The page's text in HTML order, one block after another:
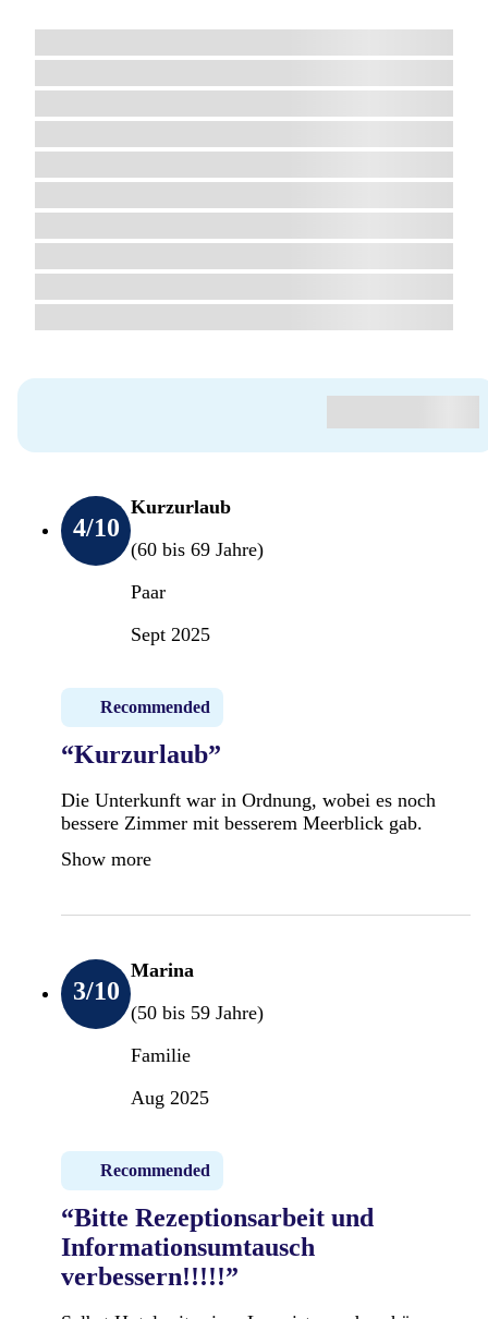
4/10
Kurzurlaub
(60 bis 69 Jahre)
Paar
Sept 2025
Recommended
“Kurzurlaub”
Die Unterkunft war in Ordnung, wobei es noch
bessere Zimmer mit besserem Meerblick gab.
Show more
3/10
Marina
(50 bis 59 Jahre)
Familie
Aug 2025
Recommended
“Bitte Rezeptionsarbeit und
Informationsumtausch
verbessern!!!!!”